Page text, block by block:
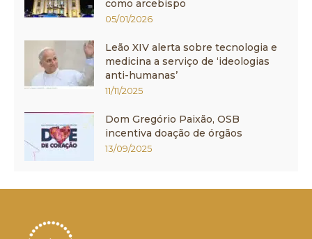
como arcebispo
05/01/2026
Leão XIV alerta sobre tecnologia e
medicina a serviço de ‘ideologias
anti-humanas’
11/11/2025
Dom Gregório Paixão, OSB
incentiva doação de órgãos
13/09/2025